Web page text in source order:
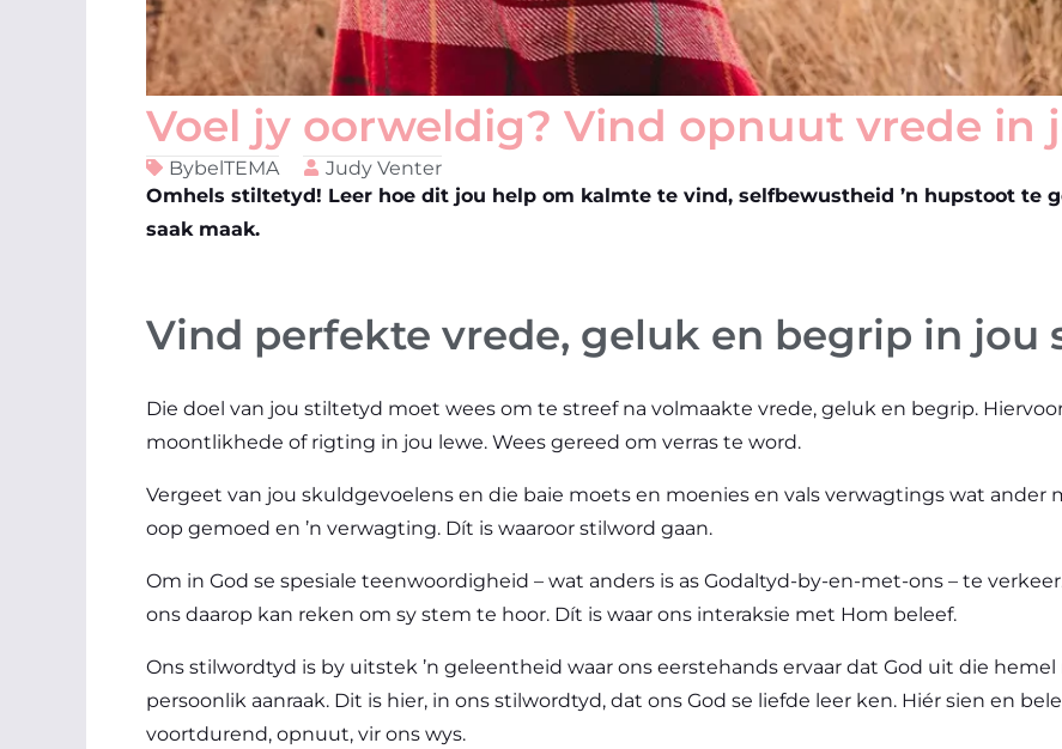
Voel jy oorweldig? Vind opnuut vrede in
BybelTEMA
Judy Venter
Omhels stiltetyd! Leer hoe dit jou help om kalmte te vind, selfbewustheid ’n hupstoot te
saak maak.
Vind perfekte vrede, geluk en begrip in jou
Die doel van jou stiltetyd moet wees om te streef na volmaakte vrede, geluk en begrip.
moontlikhede of rigting in jou lewe. Wees gereed om verras te word.
Vergeet van jou skuldgevoelens en die baie moets en moenies en vals verwagtings wat ander
oop gemoed en ’n verwagting. Dít is waaroor stilword gaan.
Om in God se spesiale teenwoordigheid – wat anders is as Godaltyd-by-en-met-ons – te
ons daarop kan reken om sy stem te hoor. Dít is waar ons interaksie met Hom beleef.
Ons stilwordtyd is by uitstek ’n geleentheid waar ons eerstehands ervaar dat God uit die
persoonlik aanraak. Dit is hier, in ons stilwordtyd, dat ons God se liefde leer ken. Hiér sien en
voortdurend, opnuut, vir ons wys.